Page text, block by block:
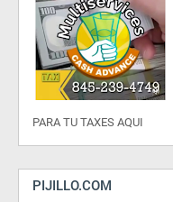
PARA TU TAXES AQUI
PIJILLO.COM